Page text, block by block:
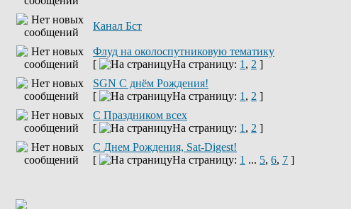
Канал Бст
Флуд на околоспутниковую тематику
[
На страницу: 1 , 2 ]
SGN C днём Рождения!
[
На страницу: 1 , 2 ]
С Праздником всех
[
На страницу: 1 , 2 ]
С Днем Рождения, Sat-Digest!
[
На страницу: 1 ... 5, 6, 7 ]